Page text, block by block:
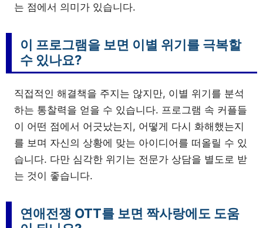
는 점에서 의미가 있습니다.
이 프로그램을 보면 이별 위기를 극복할
수 있나요?
직접적인 해결책을 주지는 않지만, 이별 위기를 분석
하는 통찰력을 얻을 수 있습니다. 프로그램 속 커플들
이 어떤 점에서 어긋났는지, 어떻게 다시 화해했는지
를 보며 자신의 상황에 맞는 아이디어를 떠올릴 수 있
습니다. 다만 심각한 위기는 전문가 상담을 별도로 받
는 것이 좋습니다.
연애전쟁 OTT를 보면 짝사랑에도 도움